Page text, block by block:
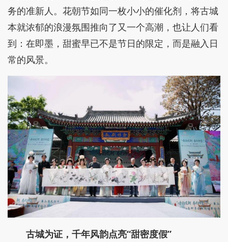
务的准新人。花朝节如同一枚小小的催化剂，将古城
本就浓郁的浪漫氛围推向了又一个高潮，也让人们看
到：在即墨，甜蜜早已不是节日的限定，而是融入日
常的风景。
古城为证，千年风韵点亮“甜密度假”